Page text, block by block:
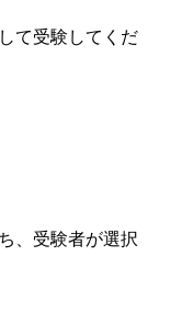
て受験してくだ
、受験者が選択